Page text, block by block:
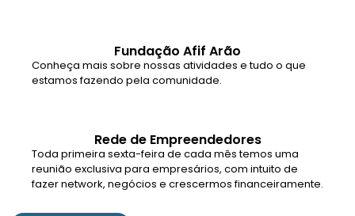
Fundação Afif Arão
Conheça mais sobre nossas atividades e tudo o que
estamos fazendo pela comunidade.
Rede de Empreendedores
Toda primeira sexta-feira de cada mês temos uma
reunião exclusiva para empresários, com intuito de
fazer network, negócios e crescermos financeiramente.